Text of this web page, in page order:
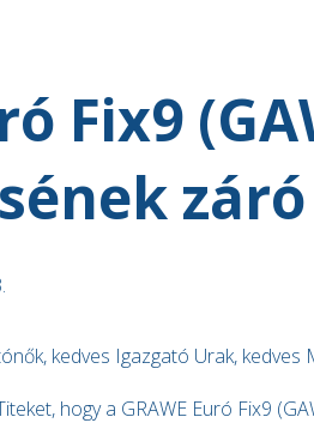
Fix9
kedves Igazgató Urak, kedves
hogy a GRAWE Euró Fix9